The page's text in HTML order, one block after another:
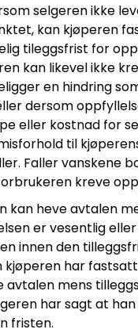
selgeren ikke
kan kjøperen
tileggsfrist for
kan likevel ikke
en hindring
dersom
eller kostnad for
til
Faller vanskene
kreve
kan heve avtalen
er vesentlig
innen den
kjøperen har
avtalen mens
har sagt at
fristen.